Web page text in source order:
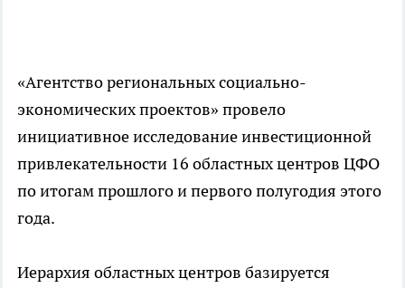
«Агентство региональных социально-
экономических проектов» провело
инициативное исследование инвестиционной
привлекательности 16 областных центров ЦФО
по итогам прошлого и первого полугодия этого
года.
Иерархия областных центров базируется